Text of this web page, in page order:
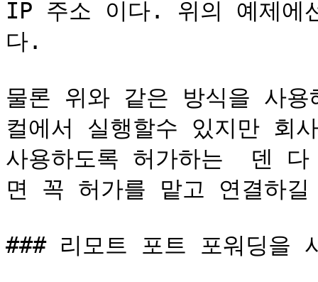
IP 주소 이다. 위의 예제에
다.
물론 위와 같은 방식을 사
컬에서 실행할수 있지만 회
사용하도록 허가하는  덴
면 꼭 허가를 맡고 연결하
### 리모트 포트 포워딩을